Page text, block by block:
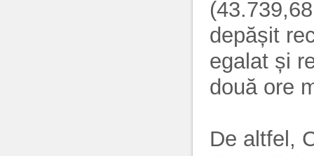
depășit
egalat și
două ore
De altfel,